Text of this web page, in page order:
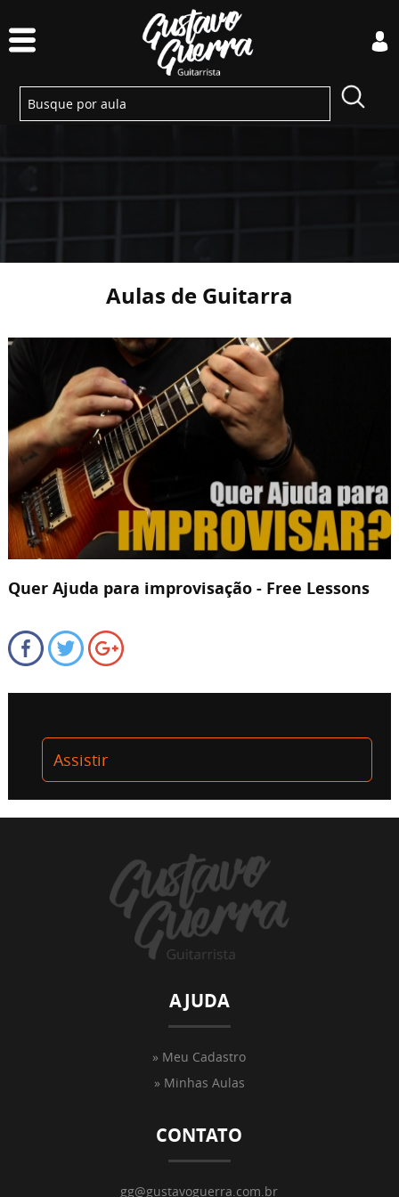
Aulas de Guitarra
Quer Ajuda para improvisação - Free Lessons
Assistir
AJUDA
» Meu Cadastro
» Minhas Aulas
CONTATO
gg@gustavoguerra.com.br